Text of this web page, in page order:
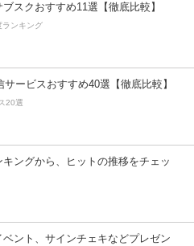
スクおすすめ11選【徹底比較】
ランキング
ービスおすすめ40選【徹底比較】
20選
ングから、ヒットの推移をチェッ
ント、サインチェキなどプレゼン